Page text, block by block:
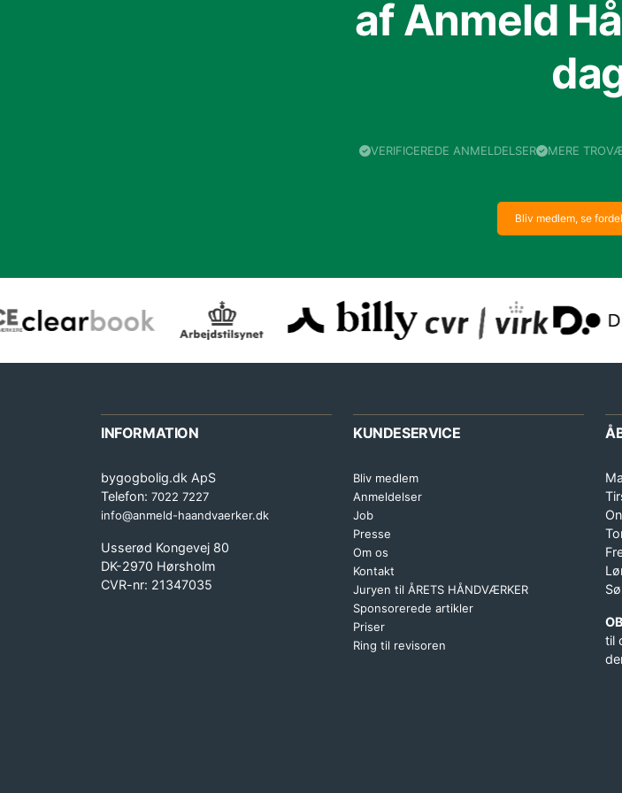
af Anmeld
VERIFICEREDE ANMELDELSER MERE
Bliv medlem, se
INFORMATION
bygogbolig.dk ApS
Telefon: 7022 7227
info@anmeld-haandvaerker.dk
Usserød Kongevej 80
DK-2970 Hørsholm
CVR-nr: 21347035
KUNDESERVICE
Bliv medlem
Anmeldelser
Job
Presse
Om os
Kontakt
Juryen til ÅRETS HÅNDVÆRKER
Sponsorerede artikler
Priser
Ring til revisoren
til